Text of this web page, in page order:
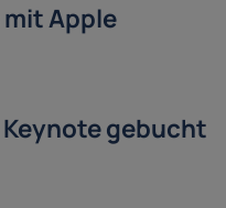
Apple
gebucht